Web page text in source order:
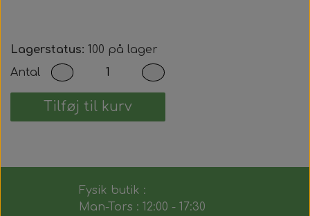
Lagerstatus: 100 på lager
Antal
Tilføj til kurv
Fysik butik :
Man-Tors : 12:00 - 17:30